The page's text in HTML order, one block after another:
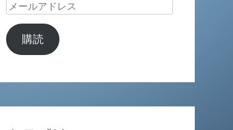
メ
ル
ア
購読